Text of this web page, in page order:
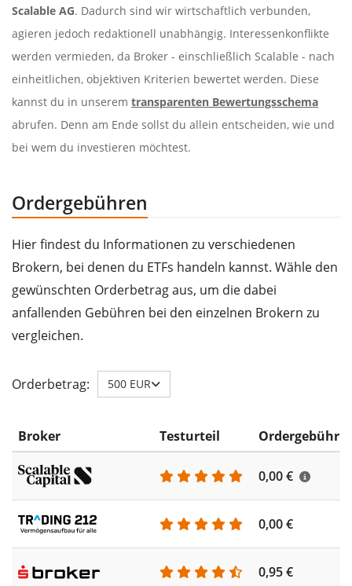
Scalable AG. Dadurch sind wir wirtschaftlich verbunden,
agieren jedoch redaktionell unabhängig. Interessenkonflikte
werden vermieden, da Broker - einschließlich Scalable - nach
einheitlichen, objektiven Kriterien bewertet werden. Diese
kannst du in unserem transparenten Bewertungsschema
abrufen. Denn am Ende sollst du allein entscheiden, wie und
bei wem du investieren möchtest.
Ordergebühren
Hier findest du Informationen zu verschiedenen
Brokern, bei denen du ETFs handeln kannst. Wähle den
gewünschten Orderbetrag aus, um die dabei
anfallenden Gebühren bei den einzelnen Brokern zu
vergleichen.
Orderbetrag: 500 EUR
Broker Testurteil Ordergebühr
0,00 €
0,00 €
0,95 €